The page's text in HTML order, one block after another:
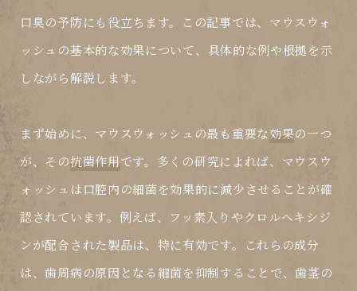
口臭の予防にも役立ちます。この記事では、マウスウォ
ッシュの基本的な効果について、具体的な例や根拠を示
しながら解説します。
まず始めに、マウスウォッシュの最も重要な効果の一つ
が、その抗菌作用です。多くの研究によれば、マウスウ
ォッシュは口腔内の細菌を効果的に減少させることが確
認されています。例えば、フッ素入りやクロルヘキシジ
ンが配合された製品は、特に有効です。これらの成分
は、歯周病の原因となる細菌を抑制することで、歯茎の